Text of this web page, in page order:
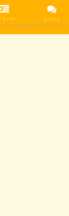
ドバー コメント